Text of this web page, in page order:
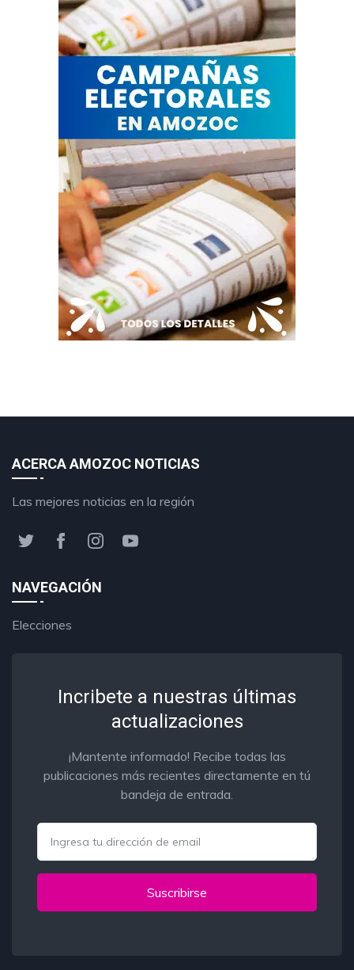
ACERCA AMOZOC NOTICIAS
Las mejores noticias en la región
NAVEGACIÓN
Elecciones
Incribete a nuestras últimas
actualizaciones
¡Mantente informado! Recibe todas las
publicaciones más recientes directamente en tú
bandeja de entrada.
Suscribirse